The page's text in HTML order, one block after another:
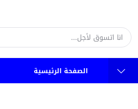
الصفحة الرئيسية